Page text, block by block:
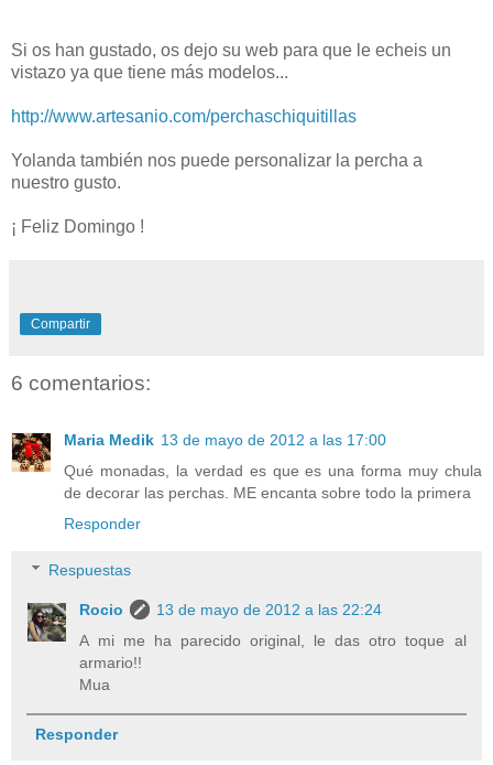
Si os han gustado, os dejo su web para que le echeis un
vistazo ya que tiene más modelos...
http://www.artesanio.com/perchaschiquitillas
Yolanda también nos puede personalizar la percha a
nuestro gusto.
¡ Feliz Domingo !
Compartir
6 comentarios:
Maria Medik 13 de mayo de 2012 a las 17:00
Qué monadas, la verdad es que es una forma muy chula
de decorar las perchas. ME encanta sobre todo la primera
Responder
Respuestas
Rocio
13 de mayo de 2012 a las 22:24
A mi me ha parecido original, le das otro toque al
armario!!
Mua
Responder